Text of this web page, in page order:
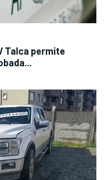
Talca permite